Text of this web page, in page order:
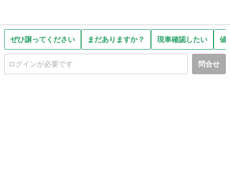
ぜひ譲ってください まだありますか？ 現車確認したい 値
問合せ